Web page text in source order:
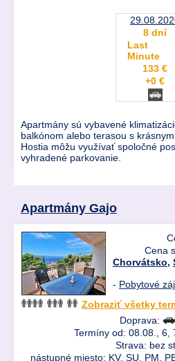
8 dní
Last
Minute
133 €
+0 €
Apartmány sú vybavené
balkónom alebo terasou s
Hostia môžu využívať spoločné
vyhradené parkovanie.
Apartmány Gajo
Cena
Chorvátsko,
- Pobytové
Zobraziť všetky
Doprava:
Termíny od: 08.08., 6,
Strava: bez
nástupné miesto: KV, SU, PM,